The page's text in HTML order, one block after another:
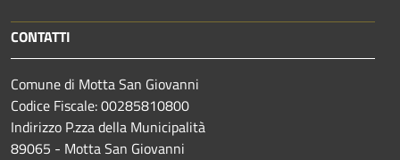
CONTATTI
Comune di Motta San Giovanni
Codice Fiscale: 00285810800
Indirizzo P.zza della Municipalità
89065 - Motta San Giovanni